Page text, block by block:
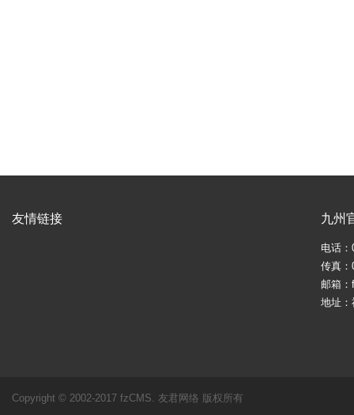
友情链接 九州
电话：
传真：
邮箱
地址
Copyright © 2002-2017 fzCMS. 友君网络 版权所有